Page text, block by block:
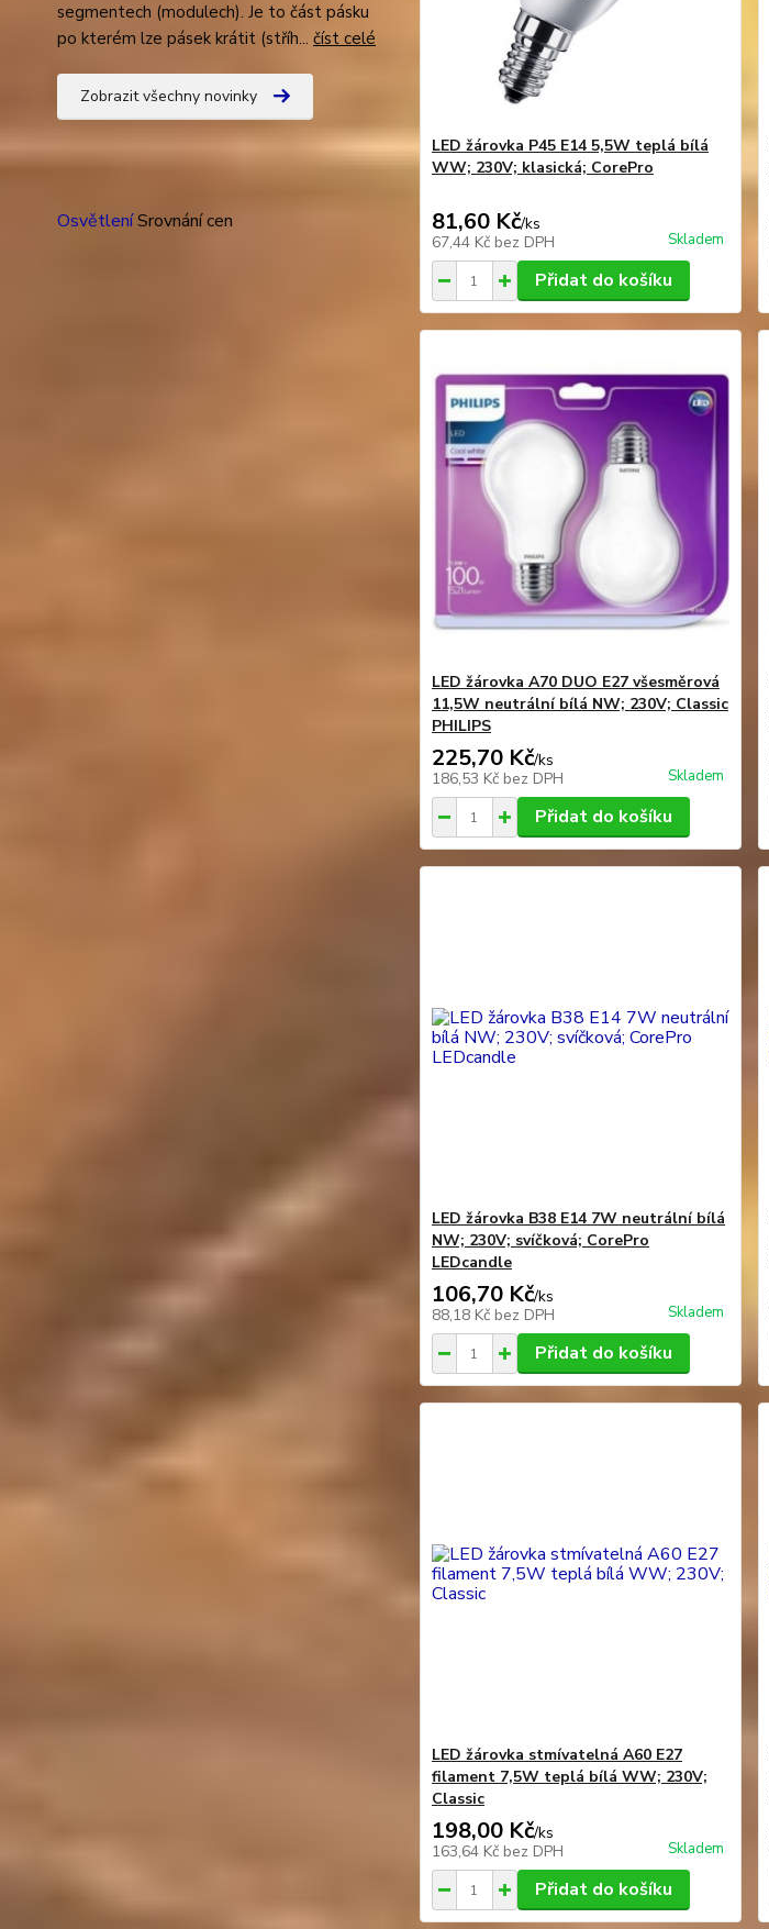
segmentech (modulech). Je to část pásku
po kterém lze pásek krátit (stříh... číst celé
Zobrazit všechny novinky
OsvětleníSrovnání cen
LED žárovka P45 E14 5,5W teplá bílá
WW; 230V; klasická; CorePro
81,60 Kč/ks
67,44 Kč bez DPH Skladem
Přidat do košíku
LED žárovka A70 DUO E27 všesměrová
11,5W neutrální bílá NW; 230V; Classic
PHILIPS
225,70 Kč/ks
186,53 Kč bez DPH Skladem
Přidat do košíku
LED žárovka B38 E14 7W neutrální bílá
NW; 230V; svíčková; CorePro
LEDcandle
106,70 Kč/ks
88,18 Kč bez DPH Skladem
Přidat do košíku
LED žárovka stmívatelná A60 E27
filament 7,5W teplá bílá WW; 230V;
Classic
198,00 Kč/ks
163,64 Kč bez DPH Skladem
Přidat do košíku